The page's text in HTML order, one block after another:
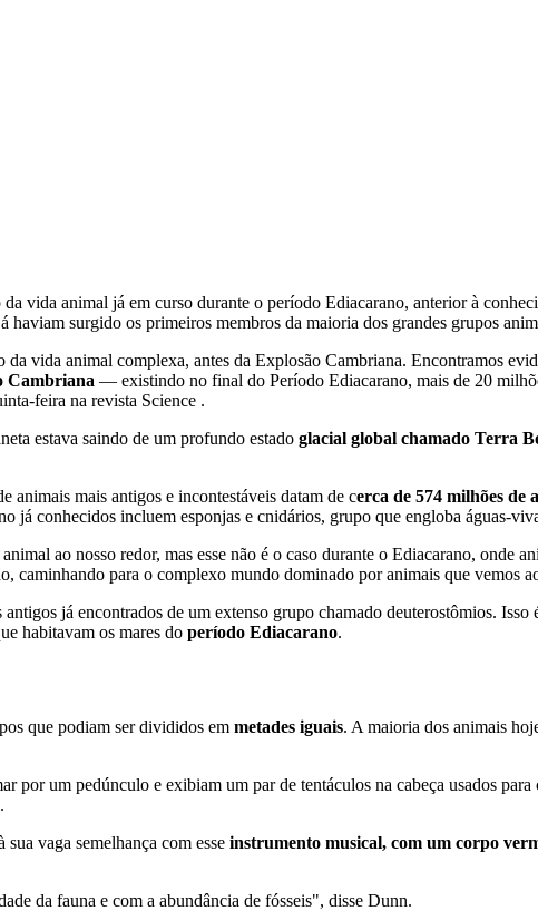
vida animal já em curso durante o período Ediacarano, anterior à
surgido os primeiros membros da maioria dos grandes grupos
vida animal complexa, antes da Explosão Cambriana. Encontramos
Cambriana — existindo no final do Período Ediacarano, mais de 20
feira na revista Science .
estava saindo de um profundo estado glacial global chamado Terra
animais mais antigos e incontestáveis ​​datam de cerca de 574 milhões de
já conhecidos incluem esponjas e cnidários, grupo que engloba águas-
ao nosso redor, mas esse não é o caso durante o Ediacarano, onde
caminhando para o complexo mundo dominado por animais que vemos
já encontrados de um extenso grupo chamado deuterostômios.
habitavam os mares do período Ediacarano.
que podiam ser divididos em metades iguais. A maioria dos animais
um pedúnculo e exibiam um par de tentáculos na cabeça usados
vaga semelhança com esse instrumento musical, com um corpo
da fauna e com a abundância de fósseis", disse Dunn.